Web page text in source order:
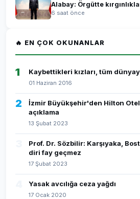
Alabay: Örgütte
6 saat önce
🔥 EN ÇOK OKUNANLAR
1 Kaybettikleri kızları, tüm
01 Haziran 2016
2
İzmir Büyükşehir'den Hilton
açıklama
13 Şubat 2023
Prof. Dr. Sözbilir: Karşıyaka,
diri fay geçmez
17 Şubat 2023
Yasak avcılığa ceza yağdı
17 Ocak 2020